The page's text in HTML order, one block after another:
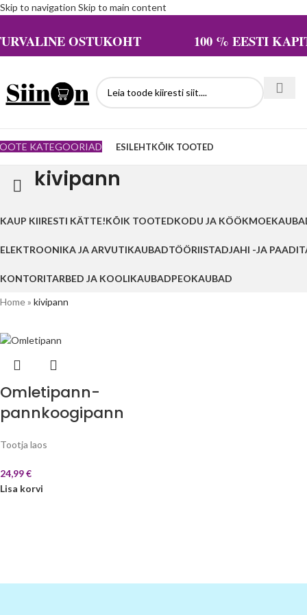
Skip to navigation Skip to main content
OSTUKOHT 100 % EESTI
KATEGOORIAD ESILEHTKÕIK TOOTED
kivipann
KAUP KIIRESTI KÄTTE!KÕIK TOOTEDKODU JA KÖÖK
ELEKTROONIKA JA ARVUTIKAUBADTÖÖRIISTADJAHI -JA
KONTORITARBED JA KOOLIKAUBADPEOKAUBAD
Home» kivipann
Omletipann-
pannkoogipann
Tootja laos
24,99€
Lisa korvi